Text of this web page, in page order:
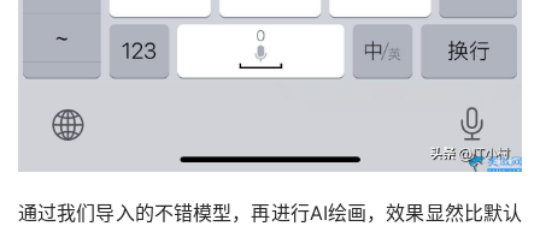
通过我们导入的不错模型，再进行AI绘画，效果显然比默认